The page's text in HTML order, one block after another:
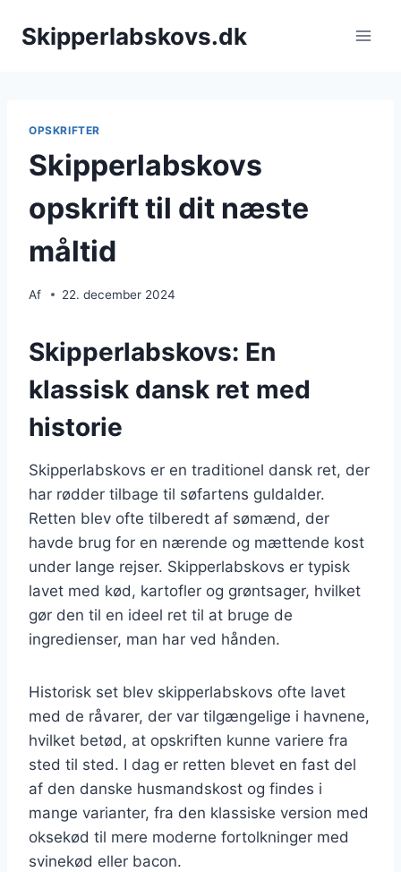
Skipperlabskovs.dk
OPSKRIFTER
Skipperlabskovs
opskrift til dit næste
måltid
Af 22. december 2024
Skipperlabskovs: En
klassisk dansk ret med
historie
Skipperlabskovs er en traditionel dansk ret, der
har rødder tilbage til søfartens guldalder.
Retten blev ofte tilberedt af sømænd, der
havde brug for en nærende og mættende kost
under lange rejser. Skipperlabskovs er typisk
lavet med kød, kartofler og grøntsager, hvilket
gør den til en ideel ret til at bruge de
ingredienser, man har ved hånden.
Historisk set blev skipperlabskovs ofte lavet
med de råvarer, der var tilgængelige i havnene,
hvilket betød, at opskriften kunne variere fra
sted til sted. I dag er retten blevet en fast del
af den danske husmandskost og findes i
mange varianter, fra den klassiske version med
oksekød til mere moderne fortolkninger med
svinekød eller bacon.